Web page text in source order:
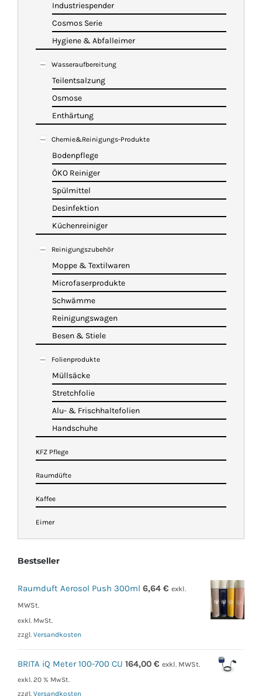
Industriespender
Cosmos Serie
Hygiene & Abfalleimer
Wasseraufbereitung
Teilentsalzung
Osmose
Enthärtung
Chemie&Reinigungs-Produkte
Bodenpflege
ÖKO Reiniger
Spülmittel
Desinfektion
Küchenreiniger
Reinigungszubehör
Moppe & Textilwaren
Microfaserprodukte
Schwämme
Reinigungswagen
Besen & Stiele
Folienprodukte
Müllsäcke
Stretchfolie
Alu- & Frischhaltefolien
Handschuhe
KFZ Pflege
Raumdüfte
Kaffee
Eimer
Bestseller
Raumduft Aerosol Push 300ml 6,64 € exkl.
MWSt.
exkl. MwSt.
zzgl. Versandkosten
BRITA iQ Meter 100-700 CU 164,00 € exkl. MWSt.
exkl. 20 % MwSt.
zzgl. Versandkosten